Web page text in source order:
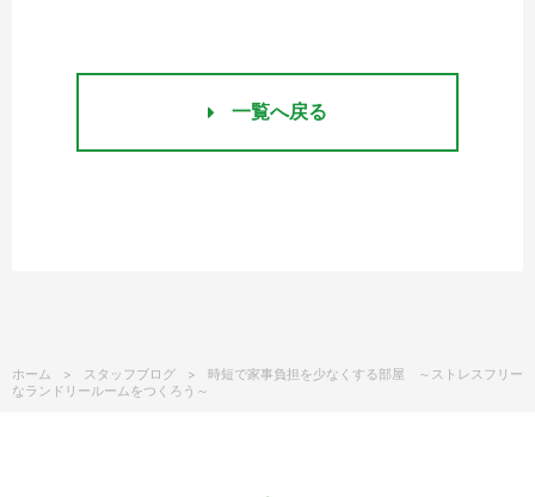
一覧へ戻る
ホーム スタッフブログ
時短で家事負担を少なくする部屋 ～ストレスフリー
なランドリールームをつくろう～